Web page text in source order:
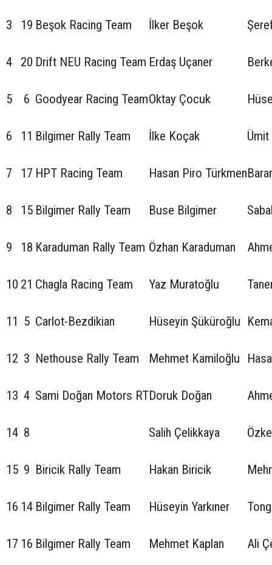
3 19 Beşok Racing Team İlker Beşok
4 20 Drift NEU Racing Team Erdaş Uçaner
5 6 Goodyear Racing TeamOktay Çocuk
6 11 Bilgimer Rally Team İlke Koçak
7 17 HPT Racing Team Hasan Piro Türkmen
8 15 Bilgimer Rally Team Buse Bilgimer
9 18 Karaduman Rally Team Özhan Karaduman
10 21 Chagla Racing Team Yaz Muratoğlu
11 5 Carlot-Bezdikian Hüseyin Şüküroğlu
12 3 Nethouse Rally Team Mehmet Kamiloğlu
13 4 Sami Doğan Motors RTDoruk Doğan
14 8 Salih Çelikkaya
15 9 Biricik Rally Team Hakan Biricik
16 14 Bilgimer Rally Team Hüseyin Yarkıner
17 16 Bilgimer Rally Team Mehmet Kaplan Ali